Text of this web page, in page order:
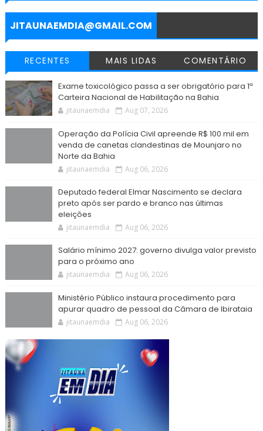
o
k
r
p
p
a
m
g
e
r
JITAUNAEMDIA@GMAIL.COM
RECENTES MAIS LIDAS COMENTÁRIO
Exame toxicológico passa a ser obrigatório para 1ª
Carteira Nacional de Habilitação na Bahia
jitaunaemdia Aug 07, 2026
Operação da Polícia Civil apreende R$ 100 mil em
venda de canetas clandestinas de Mounjaro no
Norte da Bahia
jitaunaemdia Aug 06, 2026
Deputado federal Elmar Nascimento se declara
preto após ser pardo e branco nas últimas
eleições
jitaunaemdia Aug 06, 2026
Salário mínimo 2027: governo divulga valor previsto
para o próximo ano
jitaunaemdia Aug 06, 2026
Ministério Público instaura procedimento para
apurar quadro de pessoal da Câmara de Ibirataia
jitaunaemdia Aug 06, 2026